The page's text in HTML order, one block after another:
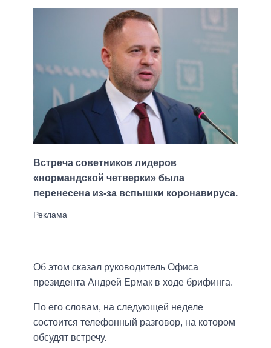
Встреча советников лидеров
«нормандской четверки» была
перенесена из-за вспышки коронавируса.
Об этом сказал руководитель Офиса
президента Андрей Ермак в ходе брифинга.
По его словам, на следующей неделе
состоится телефонный разговор, на котором
обсудят встречу.